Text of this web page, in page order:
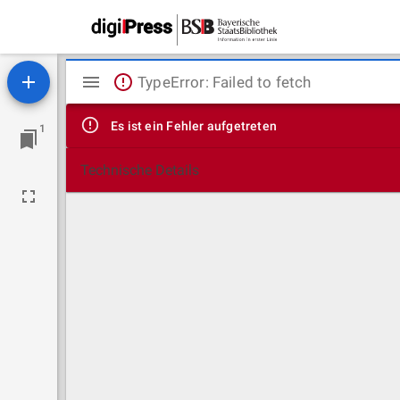
1
Mirador
Viewer
TypeError: Failed to fetch
Es ist ein Fehler aufgetreten
Technische Details